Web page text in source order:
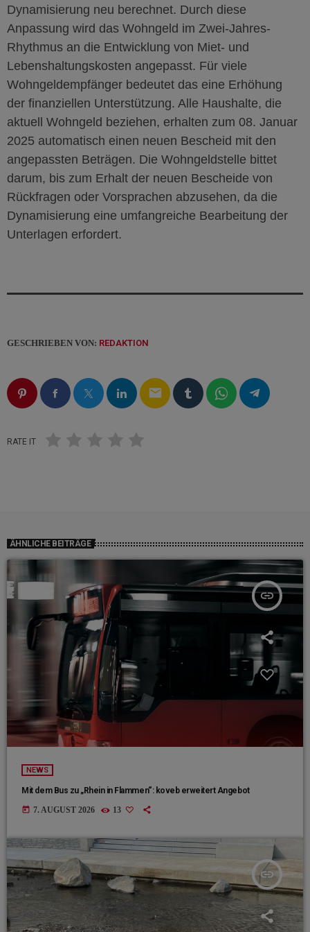
Dynamisierung neu berechnet. Durch diese
Anpassung wird das Wohngeld im Zwei-Jahres-
Rhythmus an die Entwicklung von Miet- und
Lebenshaltungskosten angepasst. Für viele
Wohngeldempfänger bedeutet das eine Erhöhung
der finanziellen Unterstützung. Alle Haushalte, die
aktuell Wohngeld beziehen, erhalten zum 08. Januar
2025 automatisch einen neuen Bescheid mit den
angepassten Beträgen. Die Wohngeldstelle bittet
darum, bis zum Erhalt der neuen Bescheide von
Rückfragen oder Vorsprachen abzusehen, da die
Dynamisierung eine umfangreiche Bearbeitung der
Unterlagen erfordert.
GESCHRIEBEN VON: REDAKTION
email
RATE IT
ÄHNLICHE BEITRÄGE
insert_link
NEWS
Mit dem Bus zu „Rhein in Flammen“: koveb erweitert Angebot
today 7. AUGUST 2026 13
insert_link